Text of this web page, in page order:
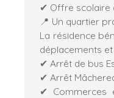
✔ Offre scolaire
📍 Un quartier
La résidence
déplacements
✔ Arrêt de bus
✔ Arrêt
✔ Commerces